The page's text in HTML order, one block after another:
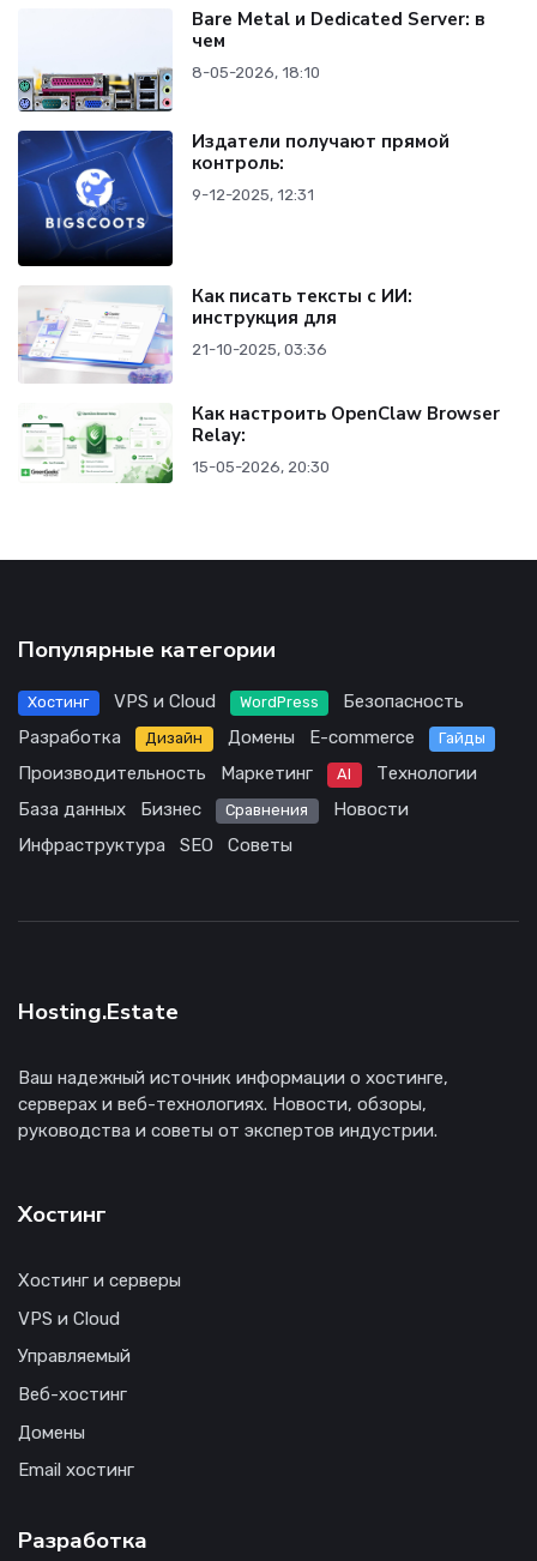
Bare Metal и Dedicated Server: в
чем
8-05-2026, 18:10
Издатели получают прямой
контроль:
9-12-2025, 12:31
Как писать тексты с ИИ:
инструкция для
21-10-2025, 03:36
Как настроить OpenClaw Browser
Relay:
15-05-2026, 20:30
Популярные категории
Хостинг VPS и Cloud WordPress
Безопасность
Разработка
Дизайн Домены E-commerce Гайды
Производительность Маркетинг AI
Технологии
База данных
Бизнес Сравнения
Новости
Инфраструктура
SEO Советы
Hosting.Estate
Ваш надежный источник информации о хостинге,
серверах и веб-технологиях. Новости, обзоры,
руководства и советы от экспертов индустрии.
Хостинг
Хостинг и серверы
VPS и Cloud
Управляемый
Веб-хостинг
Домены
Email хостинг
Разработка